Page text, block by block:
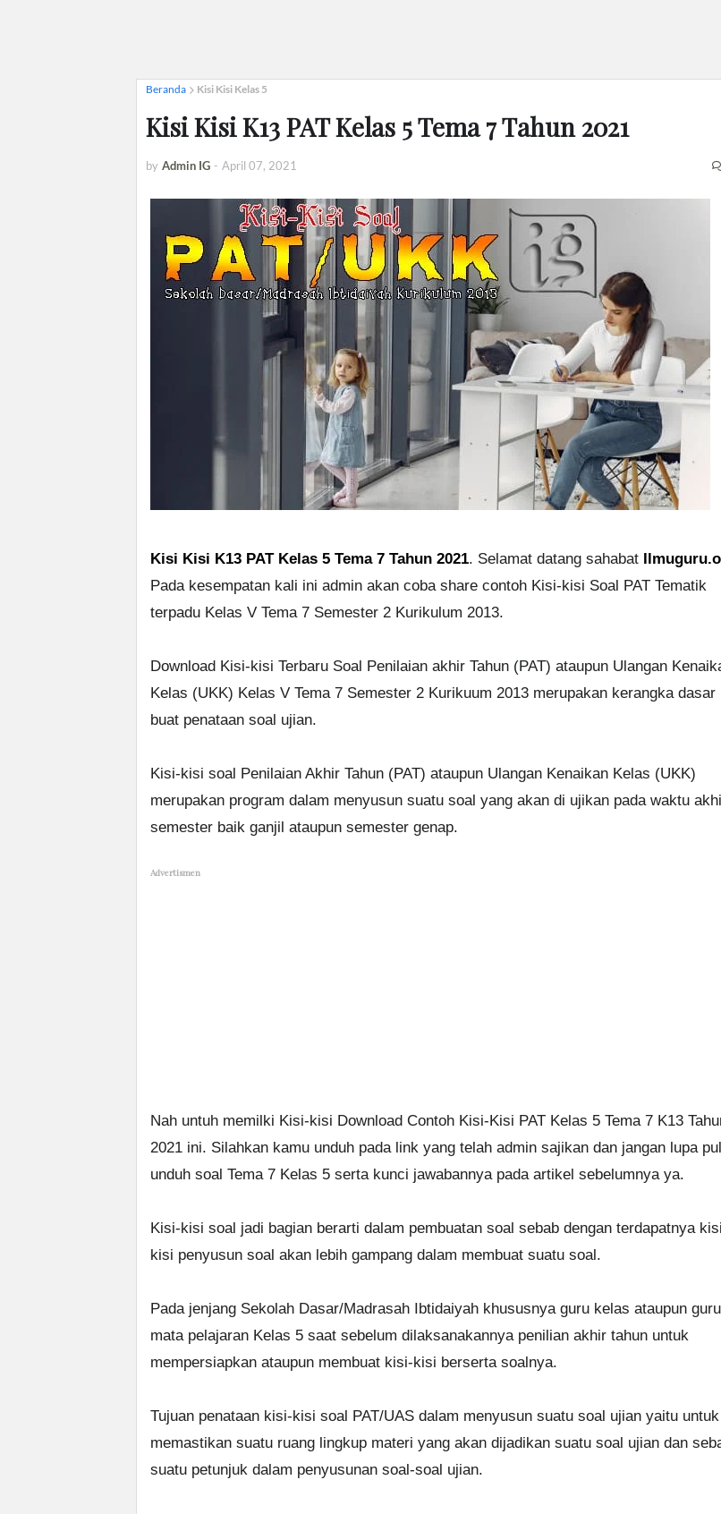
Beranda Kisi Kisi Kelas 5
Kisi Kisi K13 PAT Kelas 5 Tema 7 Tahun 2021
by Admin IG - April 07, 2021
Kisi Kisi K13 PAT Kelas 5 Tema 7 Tahun 2021. Selamat datang sahabat
Pada kesempatan kali ini admin akan coba share contoh Kisi-kisi Soal PAT Tematik
terpadu Kelas V Tema 7 Semester 2 Kurikulum 2013.
Download Kisi-kisi Terbaru Soal Penilaian akhir Tahun (PAT) ataupun Ulangan
Kelas (UKK) Kelas V Tema 7 Semester 2 Kurikuum 2013 merupakan kerangka dasar
buat penataan soal ujian.
Kisi-kisi soal Penilaian Akhir Tahun (PAT) ataupun Ulangan Kenaikan Kelas (UKK)
merupakan program dalam menyusun suatu soal yang akan di ujikan pada waktu
semester baik ganjil ataupun semester genap.
Advertismen
Nah untuh memilki Kisi-kisi Download Contoh Kisi-Kisi PAT Kelas 5 Tema 7 K13
2021 ini. Silahkan kamu unduh pada link yang telah admin sajikan dan jangan lupa
unduh soal Tema 7 Kelas 5 serta kunci jawabannya pada artikel sebelumnya ya.
Kisi-kisi soal jadi bagian berarti dalam pembuatan soal sebab dengan terdapatnya
kisi penyusun soal akan lebih gampang dalam membuat suatu soal.
Pada jenjang Sekolah Dasar/Madrasah Ibtidaiyah khususnya guru kelas ataupun guru
mata pelajaran Kelas 5 saat sebelum dilaksanakannya penilian akhir tahun untuk
mempersiapkan ataupun membuat kisi-kisi berserta soalnya.
Tujuan penataan kisi-kisi soal PAT/UAS dalam menyusun suatu soal ujian yaitu untuk
memastikan suatu ruang lingkup materi yang akan dijadikan suatu soal ujian dan
suatu petunjuk dalam penyusunan soal-soal ujian.